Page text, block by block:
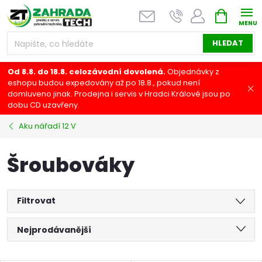
Přejít
na
obsah
HLEDAT
NÁKUPNÍ
KOŠÍK
Od 8.8. do 18.8. celozávodní dovolená.Objednávky z
eshopu budou expedovány až po 18.8., pokud není
domluveno jinak. Prodejna i servis v Hradci Králové jsou po
dobu CD uzavřeny.
Aku nářadí 12 V
Šroubováky
Filtrovat
Ř
Nejprodávanější